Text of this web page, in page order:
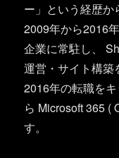
ー」という経歴
2009年から2016
企業に常駐し、
運営・サイト構築
2016年の転職を
ら Microsoft 365 (
す。